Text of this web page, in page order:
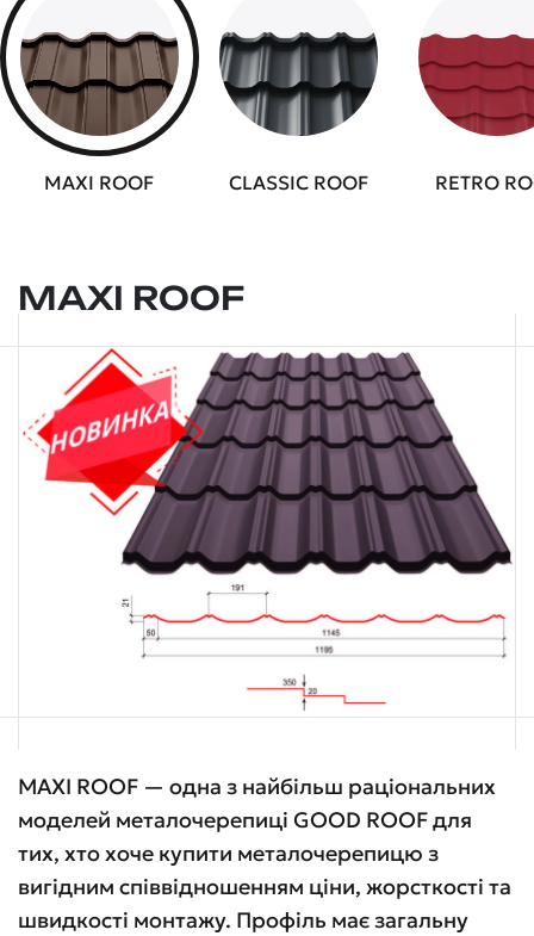
MAXI ROOF CLASSIC ROOF RETRO
MAXI ROOF
MAXI ROOF — одна з найбільш раціональних
моделей металочерепиці GOOD ROOF для
тих, хто хоче купити металочерепицю з
вигідним співвідношенням ціни, жорсткості та
швидкості монтажу. Профіль має загальну